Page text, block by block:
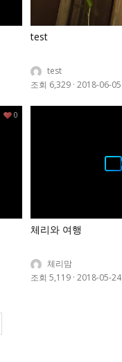
test
test
조회 6,329 · 2018-06-05
0
체리와 여행
체리맘
조회 5,119 · 2018-05-24